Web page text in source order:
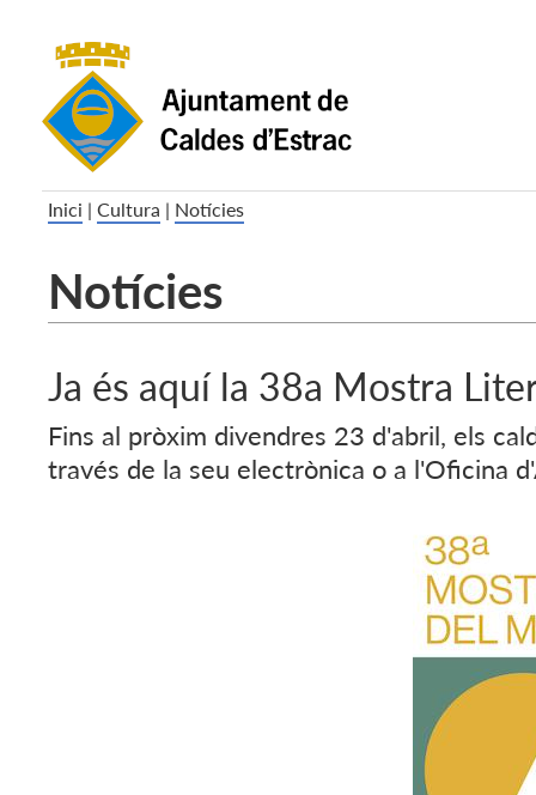
Inici | Cultura | Notícies
Notícies
Ja és aquí la 38a Mostra
Fins al pròxim divendres 23 d'abril, els
través de la seu electrònica o a l'Oficina